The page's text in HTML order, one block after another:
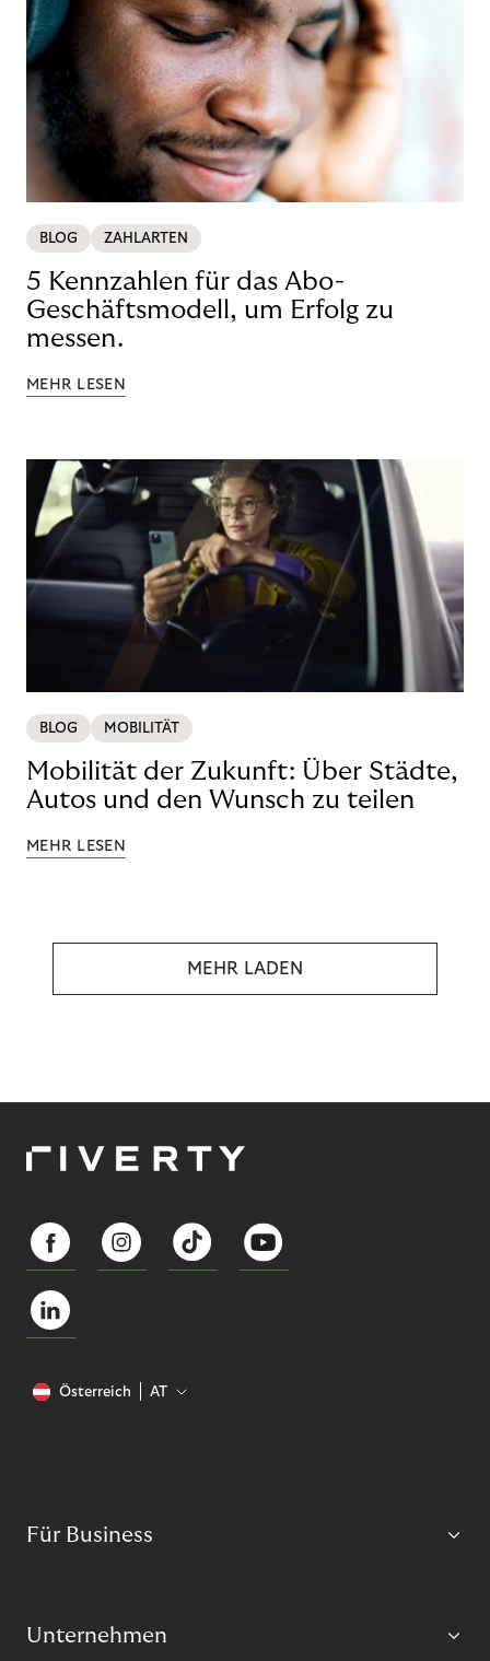
BLOG ZAHLARTEN
5 Kennzahlen für das Abo-
Geschäftsmodell, um Erfolg zu
messen.
MEHR LESEN
BLOG MOBILITÄT
Mobilität der Zukunft: Über Städte,
Autos und den Wunsch zu teilen
MEHR LESEN
MEHR LADEN
Österreich AT
Für Business
Unternehmen